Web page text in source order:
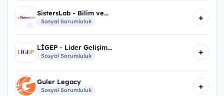
SistersLab - Bilim ve...
Sosyal Sorumluluk +
LİGEP - Lider Gelişim...
Sosyal Sorumluluk +
Guler Legacy
Sosyal Sorumluluk +